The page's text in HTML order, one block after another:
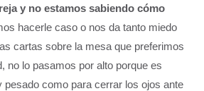
y no estamos sabiendo cómo
hacerle caso o nos da tanto miedo
cartas sobre la mesa que preferimos
no lo pasamos por alto porque es
pesado como para cerrar los ojos ante